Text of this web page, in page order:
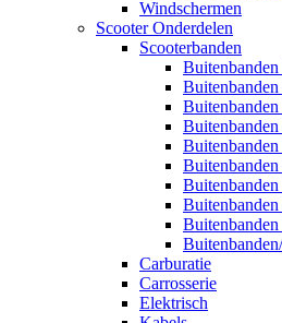
Windschermen
Scooter Onderdelen
Scooterbanden
Buitenbanden
Buitenbanden
Buitenbanden
Buitenbanden
Buitenbanden
Buitenbanden
Buitenbanden
Buitenbanden
Buitenbanden
Carburatie
Carrosserie
Elektrisch